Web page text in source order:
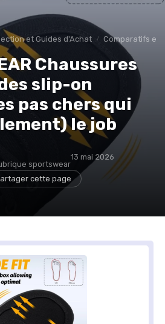
et Guides d'Achat Comparatifs et
Chaussures
slip-on
pas chers qui
le job
sportswear
13 mai 2026
cette page